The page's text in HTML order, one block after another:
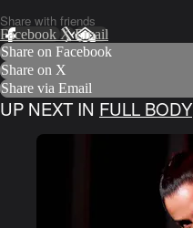
Share with friends
Facebook XEmail
Share on Facebook
Share on X
Share via Email
UP NEXT IN FULL BODY